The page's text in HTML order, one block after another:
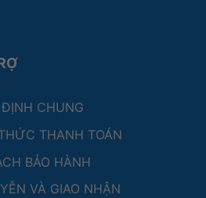
CHUNG
THANH TOÁN
BẢO HÀNH
VÀ GIAO NHẬN